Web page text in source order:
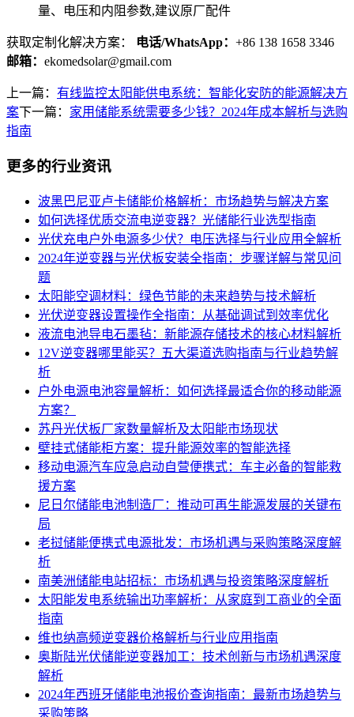
量、电压和内阻参数,建议原厂配件
获取定制化解决方案： 电话/WhatsApp： +86 138 1658 3346
邮箱： ekomedsolar@gmail.com
上一篇： 有线监控太阳能供电系统：智能化安防的能源解决方
案下一篇： 家用储能系统需要多少钱？2024年成本解析与选购
指南
更多的行业资讯
波黑巴尼亚卢卡储能价格解析：市场趋势与解决方案
如何选择优质交流电逆变器？光储能行业选型指南
光伏充电户外电源多少伏？电压选择与行业应用全解析
2024年逆变器与光伏板安装全指南：步骤详解与常见问
题
太阳能空调材料：绿色节能的未来趋势与技术解析
光伏逆变器设置操作全指南：从基础调试到效率优化
液流电池导电石墨毡：新能源存储技术的核心材料解析
12V逆变器哪里能买？五大渠道选购指南与行业趋势解
析
户外电源电池容量解析：如何选择最适合你的移动能源
方案？
苏丹光伏板厂家数量解析及太阳能市场现状
壁挂式储能柜方案：提升能源效率的智能选择
移动电源汽车应急启动自营便携式：车主必备的智能救
援方案
尼日尔储能电池制造厂：推动可再生能源发展的关键布
局
老挝储能便携式电源批发：市场机遇与采购策略深度解
析
南美洲储能电站招标：市场机遇与投资策略深度解析
太阳能发电系统输出功率解析：从家庭到工商业的全面
指南
维也纳高频逆变器价格解析与行业应用指南
奥斯陆光伏储能逆变器加工：技术创新与市场机遇深度
解析
2024年西班牙储能电池报价查询指南：最新市场趋势与
采购策略